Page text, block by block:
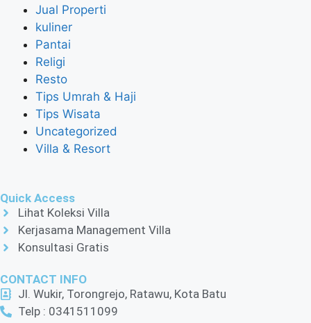
Jual Properti
kuliner
Pantai
Religi
Resto
Tips Umrah & Haji
Tips Wisata
Uncategorized
Villa & Resort
Quick Access
Lihat Koleksi Villa
Kerjasama Management Villa
Konsultasi Gratis
CONTACT INFO
Jl. Wukir, Torongrejo, Ratawu, Kota Batu
Telp : 0341511099